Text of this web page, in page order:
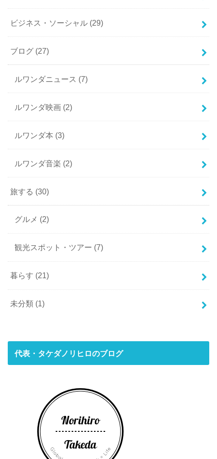
ビジネス・ソーシャル (29)
ブログ (27)
ルワンダニュース (7)
ルワンダ映画 (2)
ルワンダ本 (3)
ルワンダ音楽 (2)
旅する (30)
グルメ (2)
観光スポット・ツアー (7)
暮らす (21)
未分類 (1)
代表・タケダノリヒロのブログ